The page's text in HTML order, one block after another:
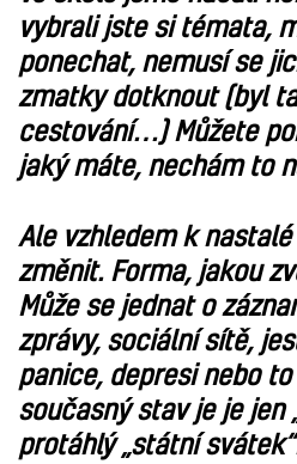
vybrali jste si témata,
ponechat, nemusí se
zmatky dotknout (byl
cestování…) Můžete
jaký máte, nechám to
Ale vzhledem k
změnit. Forma, jakou
Může se jednat o
zprávy, sociální sítě,
panice, depresi nebo
současný stav je je jen
protáhlý „státní